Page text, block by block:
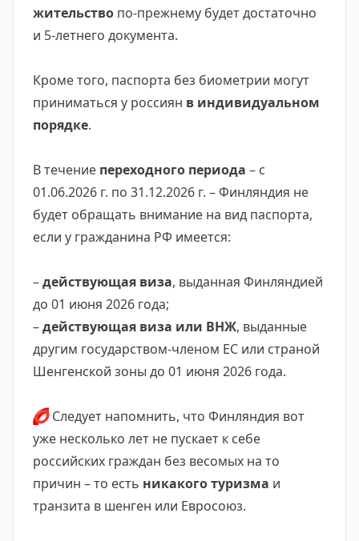
жительство по-прежнему будет достаточно
и 5-летнего документа.
Кроме того, паспорта без биометрии могут
приниматься у россиян в индивидуальном
порядке.
В течение переходного периода – с
01.06.2026 г. по 31.12.2026 г. – Финляндия не
будет обращать внимание на вид паспорта,
если у гражданина РФ имеется:
–действующая виза, выданная Финляндией
до 01 июня 2026 года;
–действующая виза или ВНЖ, выданные
другим государством-членом ЕС или страной
Шенгенской зоны до 01 июня 2026 года.
⭕️Следует напомнить, что Финляндия вот
уже несколько лет не пускает к себе
российских граждан без весомых на то
причин – то есть никакого туризма и
транзита в шенген или Евросоюз.